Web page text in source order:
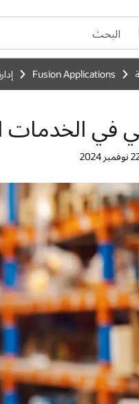
Fusion Applications
في الخدمات